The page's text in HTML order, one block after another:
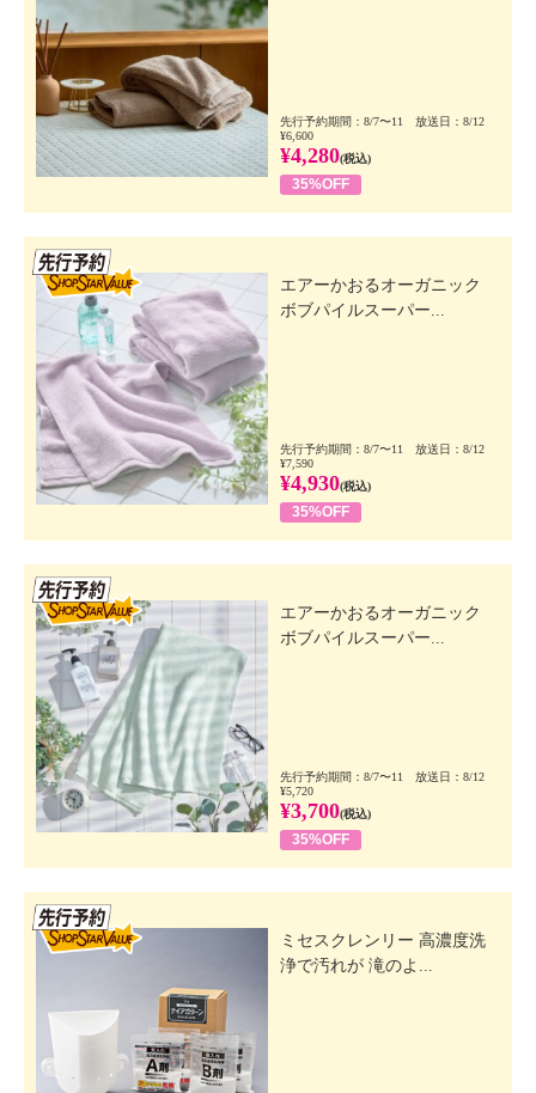
先行予約期間：8/7〜11 放送日：8/12
¥6,600
¥4,280(税込)
35%OFF
エアーかおるオーガニック
ボブパイルスーパー...
先行予約期間：8/7〜11 放送日：8/12
¥7,590
¥4,930(税込)
35%OFF
エアーかおるオーガニック
ボブパイルスーパー...
先行予約期間：8/7〜11 放送日：8/12
¥5,720
¥3,700(税込)
35%OFF
ミセスクレンリー 高濃度洗
浄で汚れが 滝のよ...